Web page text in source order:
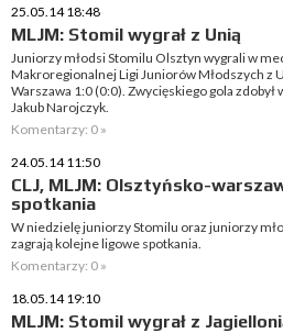
25.05.14 18:48
MLJM: Stomil wygrał z Unią
Juniorzy młodsi Stomilu Olsztyn wygrali w
Makroregionalnej Ligi Juniorów Młodszych z
Warszawa 1:0 (0:0). Zwycięskiego gola zdobył
Jakub Narojczyk.
Komentarzy: 0 »
24.05.14 11:50
CLJ, MLJM: Olsztyńsko-
spotkania
W niedzielę juniorzy Stomilu oraz juniorzy
zagrają kolejne ligowe spotkania.
Komentarzy: 0 »
18.05.14 19:10
MLJM: Stomil wygrał z